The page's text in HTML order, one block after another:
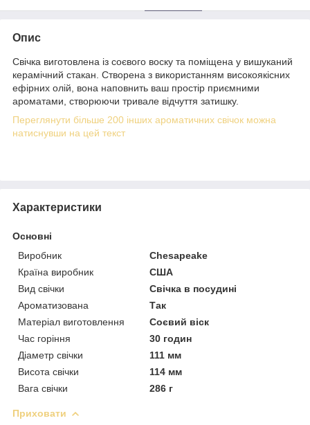
Опис
Свічка виготовлена ​​із соєвого воску та поміщена у вишуканий
керамічний стакан. Створена з використанням високоякісних
ефірних олій, вона наповнить ваш простір приємними
ароматами, створюючи тривале відчуття затишку.
Переглянути більше 200 інших ароматичних свічок можна
натиснувши на цей текст
Характеристики
Основні
Виробник
Chesapeake
Країна виробник
США
Вид свічки
Свічка в посудині
Ароматизована
Так
Матеріал виготовлення
Соєвий віск
Час горіння
30 годин
Діаметр свічки
111 мм
Висота свічки
114 мм
Вага свічки
286 г
Приховати